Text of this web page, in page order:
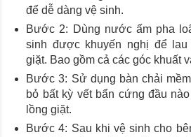
để dễ dàng vệ sinh.
Bước 2: Dùng nước ấm pha
sinh được khuyến nghị để lau
giặt. Bao gồm cả các góc khuất
Bước 3: Sử dụng bàn chải
bỏ bất kỳ vết bẩn cứng đầu
lồng giặt.
Bước 4: Sau khi vệ sinh cho